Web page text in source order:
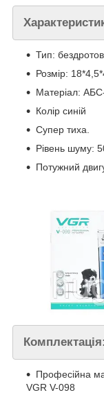
Тип:
Розмір:
Матеріал:
Колір синій
Супер тиха.
Рівень шуму:
Потужний
Комплектація:
Професійна
VGR V-098